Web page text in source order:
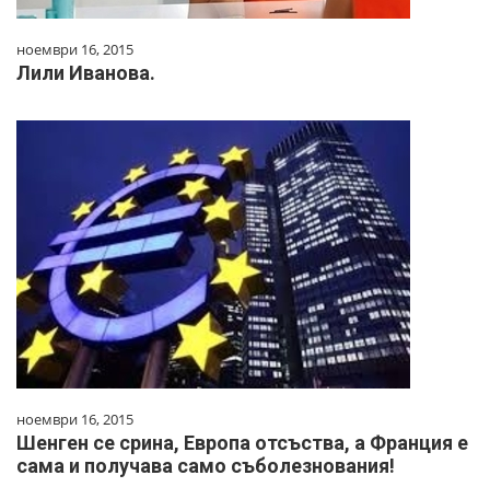
ноември 16, 2015
Лили Иванова.
ноември 16, 2015
Шенген се срина, Европа отсъства, а Франция е
сама и получава само съболезнования!